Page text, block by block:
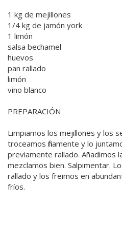
1 kg de mejillones
1/4 kg de jamón york
1 limón
salsa bechamel
huevos
pan rallado
limón
vino blanco
PREPARACIÓN
Limpiamos los mejillones y los
troceamos finamente y lo
previamente rallado. Añadimos
mezclamos bien. Salpimentar.
rallado y los freimos en
fríos.